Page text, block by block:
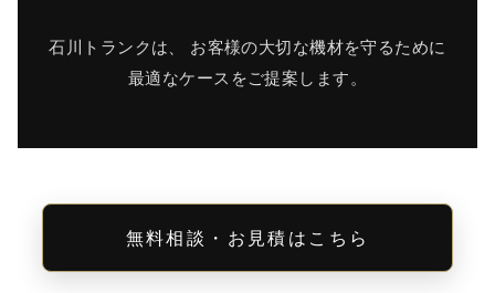
石川トランクは、 お客様の大切な機材を守るために
最適なケースをご提案します。
無料相談・お見積はこちら